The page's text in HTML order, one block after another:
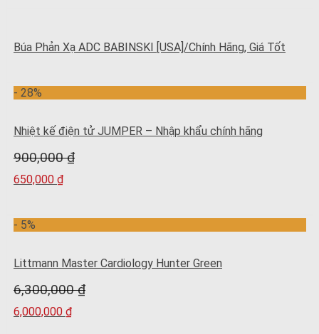
Búa Phản Xạ ADC BABINSKI [USA]/Chính Hãng, Giá Tốt
- 28%
Nhiệt kế điện tử JUMPER – Nhập khẩu chính hãng
900,000₫
650,000 ₫
- 5%
Littmann Master Cardiology Hunter Green
6,300,000₫
6,000,000 ₫